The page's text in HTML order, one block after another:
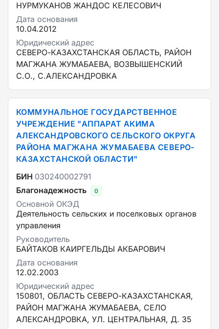
НУРМУКАНОВ ЖАНДОС КЕЛЕСОВИЧ
Дата основания
10.04.2012
Юридический адрес
СЕВЕРО-КАЗАХСТАНСКАЯ ОБЛАСТЬ, РАЙОН
МАГЖАНА ЖУМАБАЕВА, ВОЗВЫШЕНСКИЙ
С.О., С.АЛЕКСАНДРОВКА
КОММУНАЛЬНОЕ ГОСУДАРСТВЕННОЕ
УЧРЕЖДЕНИЕ "АППАРАТ АКИМА
АЛЕКСАНДРОВСКОГО СЕЛЬСКОГО ОКРУГА
РАЙОНА МАГЖАНА ЖУМАБАЕВА СЕВЕРО-
КАЗАХСТАНСКОЙ ОБЛАСТИ"
БИН 030240002791
Благонадежность
0
Основной ОКЭД
Деятельность сельских и поселковых органов
управления
Руководитель
БАЙТАКОВ КАИРГЕЛЬДЫ АКБАРОВИЧ
Дата основания
12.02.2003
Юридический адрес
150801, ОБЛАСТЬ СЕВЕРО-КАЗАХСТАНСКАЯ,
РАЙОН МАГЖАНА ЖУМАБАЕВА, СЕЛО
АЛЕКСАНДРОВКА, УЛ. ЦЕНТРАЛЬНАЯ, Д. 35